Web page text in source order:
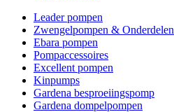
Leader pompen
Zwengelpompen & Onderdelen
Ebara pompen
Pompaccessoires
Excellent pompen
Kinpumps
Gardena besproeiingspomp
Gardena dompelpompen